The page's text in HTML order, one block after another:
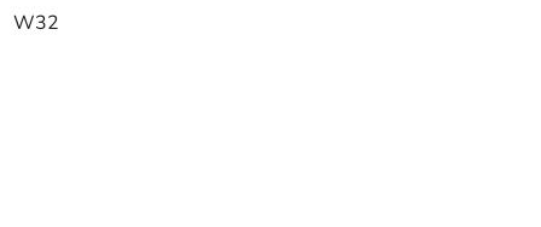
W32